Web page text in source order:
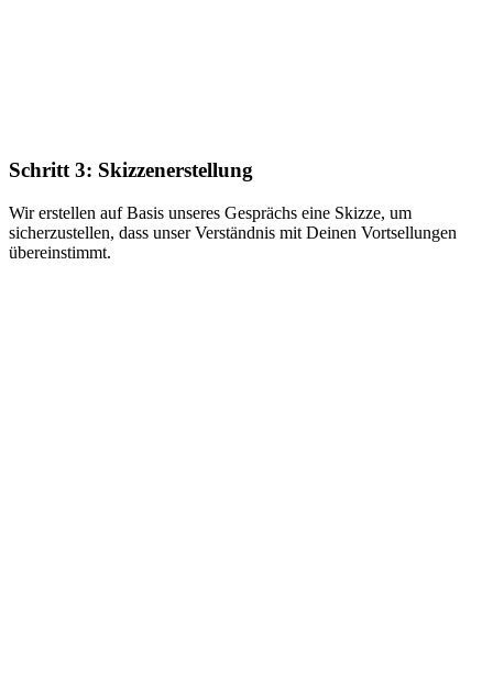
Schritt 3: Skizzenerstellung
Wir erstellen auf Basis unseres Gesprächs eine Skizze, um
sicherzustellen, dass unser Verständnis mit Deinen Vortsellungen
übereinstimmt.